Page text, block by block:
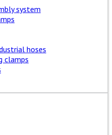
system
hoses
clamps